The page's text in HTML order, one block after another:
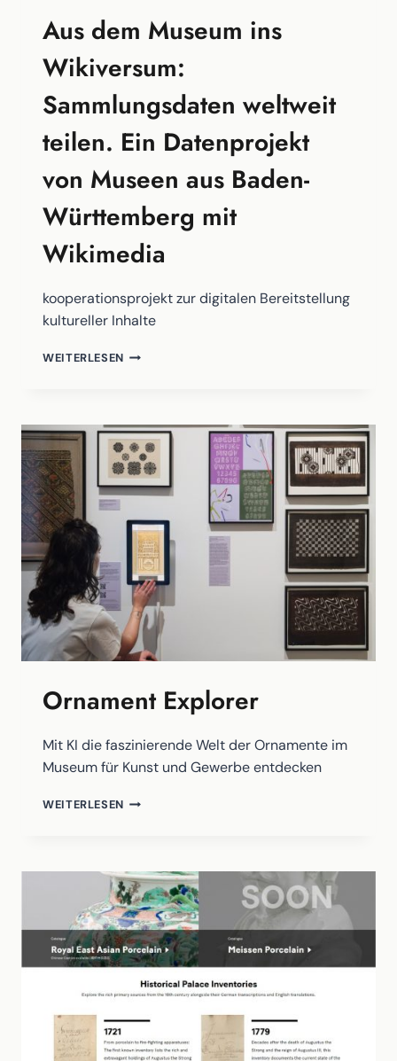
Aus dem Museum ins
Wikiversum:
Sammlungsdaten weltweit
teilen. Ein Datenprojekt
von Museen aus Baden-
Württemberg mit
Wikimedia
kooperationsprojekt zur digitalen Bereitstellung
kultureller Inhalte
WEITERLESEN AUS
WIKIVERSUM:
SAMMLUNGSDATEN
WELTWEIT
TEILEN.
EIN
DATENPROJEKT
VON
MUSEEN
AUS
BADEN-
WÜRTTEMBERG
MIT
WIKIMEDIA
Ornament Explorer
Mit KI die faszinierende Welt der Ornamente im
Museum für Kunst und Gewerbe entdecken
WEITERLESEN ORNAMENT